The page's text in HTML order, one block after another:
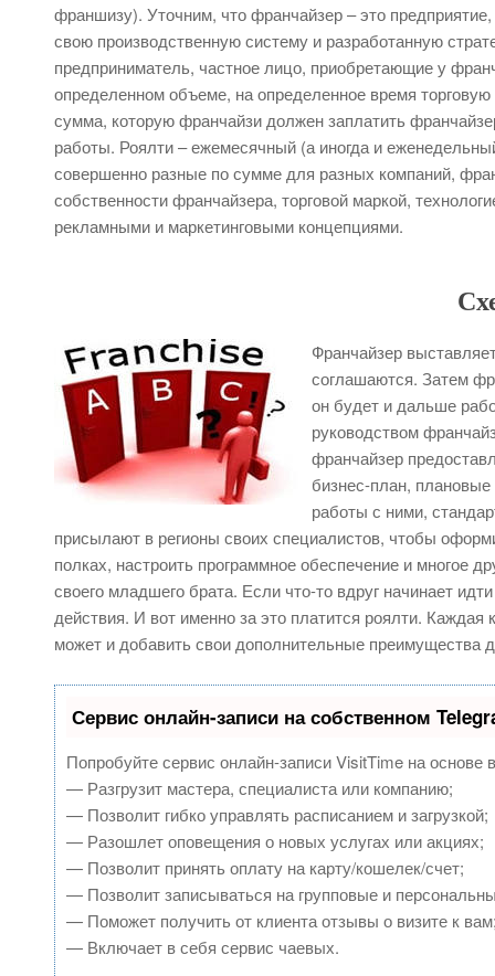
франшизу). Уточним, что франчайзер – это
свою производственную систему и разработанную
предприниматель, частное лицо, приобретающие у
определенном объеме, на определенное время
сумма, которую франчайзи должен заплатить
работы. Роялти – ежемесячный (а иногда и
совершенно разные по сумме для разных компаний,
собственности франчайзера, торговой маркой,
рекламными и маркетинговыми концепциями.
Франчайзер
соглашаются. Затем
он будет и дальше
руководством
франчайзер
бизнес-план,
работы с ними,
присылают в регионы своих специалистов, чтобы
полках, настроить программное обеспечение и многое
своего младшего брата. Если что-то вдруг начинает
действия. И вот именно за это платится роялти.
может и добавить свои дополнительные преимущества
Сервис онлайн-записи на собственном
Попробуйте сервис онлайн-записи VisitTime на основе
— Разгрузит мастера, специалиста или компанию;
— Позволит гибко управлять расписанием и загрузкой;
— Разошлет оповещения о новых услугах или акциях;
— Позволит принять оплату на карту/кошелек/счет;
— Позволит записываться на групповые и
— Поможет получить от клиента отзывы о визите к
— Включает в себя сервис чаевых.